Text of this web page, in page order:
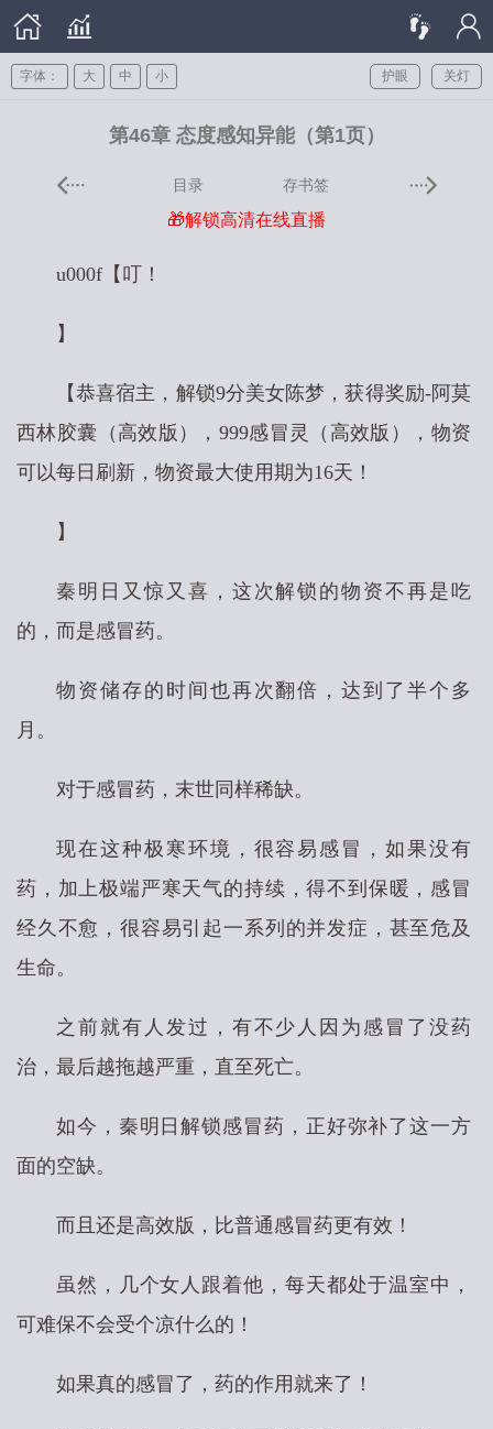
关灯
护眼
字体： 大 中 小
第46章 态度感知异能（第1页）
目录 存书签
🎁解锁高清在线直播
u000f【叮！
】
【恭喜宿主，解锁9分美女陈梦，获得奖励-阿莫
西林胶囊（高效版），999感冒灵（高效版），物资
可以每日刷新，物资最大使用期为16天！
】
秦明日又惊又喜，这次解锁的物资不再是吃
的，而是感冒药。
物资储存的时间也再次翻倍，达到了半个多
月。
对于感冒药，末世同样稀缺。
现在这种极寒环境，很容易感冒，如果没有
药，加上极端严寒天气的持续，得不到保暖，感冒
经久不愈，很容易引起一系列的并发症，甚至危及
生命。
之前就有人发过，有不少人因为感冒了没药
治，最后越拖越严重，直至死亡。
如今，秦明日解锁感冒药，正好弥补了这一方
面的空缺。
而且还是高效版，比普通感冒药更有效！
虽然，几个女人跟着他，每天都处于温室中，
可难保不会受个凉什么的！
如果真的感冒了，药的作用就来了！